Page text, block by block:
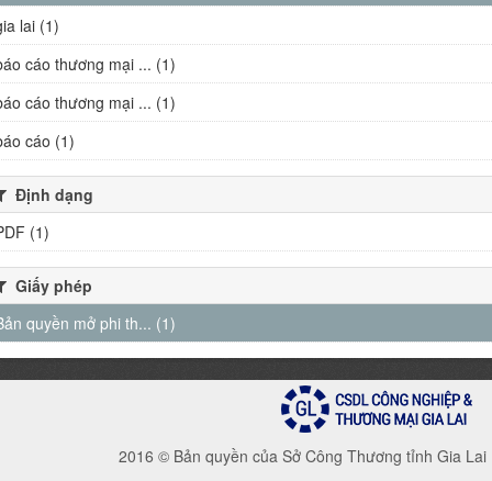
lai (1)
cáo thương mại ... (1)
cáo thương mại ... (1)
cáo (1)
Định dạng
(1)
Giấy phép
quyền mở phi th... (1)
2016 © Bản quyền của Sở Công Thương tỉnh Gia Lai